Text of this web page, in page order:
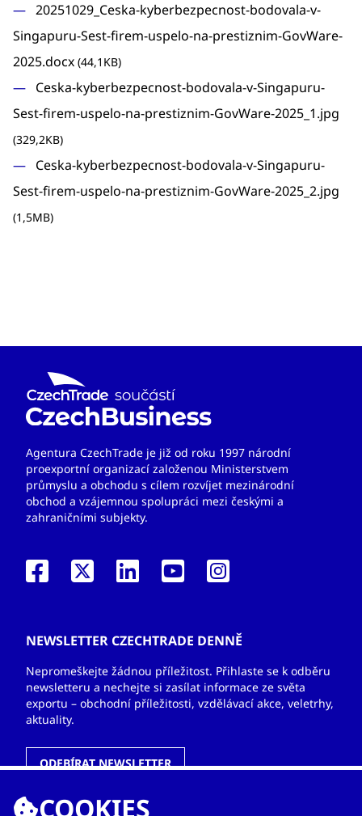
20251029_Ceska-kyberbezpecnost-bodovala-v-
Singapuru-Sest-firem-uspelo-na-prestiznim-GovWare-
2025.docx (44,1KB)
Ceska-kyberbezpecnost-bodovala-v-Singapuru-
Sest-firem-uspelo-na-prestiznim-GovWare-2025_1.jpg
(329,2KB)
Ceska-kyberbezpecnost-bodovala-v-Singapuru-
Sest-firem-uspelo-na-prestiznim-GovWare-2025_2.jpg
(1,5MB)
Agentura CzechTrade je již od roku 1997 národní
proexportní organizací založenou Ministerstvem
průmyslu a obchodu s cílem rozvíjet mezinárodní
obchod a vzájemnou spolupráci mezi českými a
zahraničními subjekty.
NEWSLETTER CZECHTRADE DENNĚ
Nepromeškejte žádnou příležitost. Přihlaste se k odběru
newsletteru a nechejte si zasílat informace ze světa
exportu – obchodní příležitosti, vzdělávací akce, veletrhy,
aktuality.
ODEBÍRAT NEWSLETTER
COOKIES